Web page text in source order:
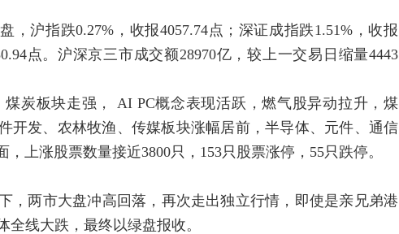
沪指跌0.27%，收报4057.74点；深证成指跌1.51%，收报
点。沪深京三市成交额28970亿，较上一交易日缩量4443
板块走强， AI PC概念表现活跃，燃气股异动拉升，煤
开发、农林牧渔、传媒板块涨幅居前，半导体、元件、通信
上涨股票数量接近3800只，153只股票涨停，55只跌停。
两市大盘冲高回落，再次走出独立行情，即使是亲兄弟港
线大跌，最终以绿盘报收。